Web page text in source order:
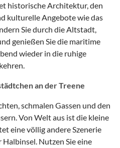
historische Architektur, den
kulturelle Angebote wie das
Sie durch die Altstadt,
genießen Sie die maritime
wieder in die ruhige
an der Treene
schmalen Gassen und den
Von Welt aus ist die kleine
eine völlig andere Szenerie
Nutzen Sie eine